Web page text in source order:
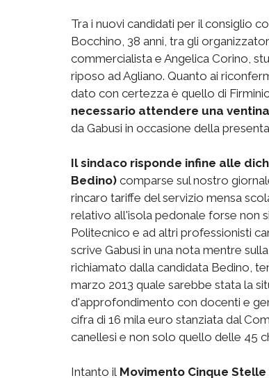
Tra i nuovi candidati per il consiglio
Bocchino, 38 anni, tra gli
commercialista e Angelica Corino,
riposo ad Agliano. Quanto ai
dato con certezza è quello di
necessario attendere una
da Gabusi in occasione della
Il sindaco risponde infine alle
Bedino) comparse sul nostro
rincaro tariffe del servizio mensa
relativo all'isola pedonale forse non
Politecnico e ad altri professionisti
scrive Gabusi in una nota mentre
richiamato dalla candidata Bedino,
marzo 2013 quale sarebbe stata la
d'approfondimento con docenti e
cifra di 16 mila euro stanziata dal
canellesi e non solo quello delle 45
Intanto il Movimento Cinque Stelle